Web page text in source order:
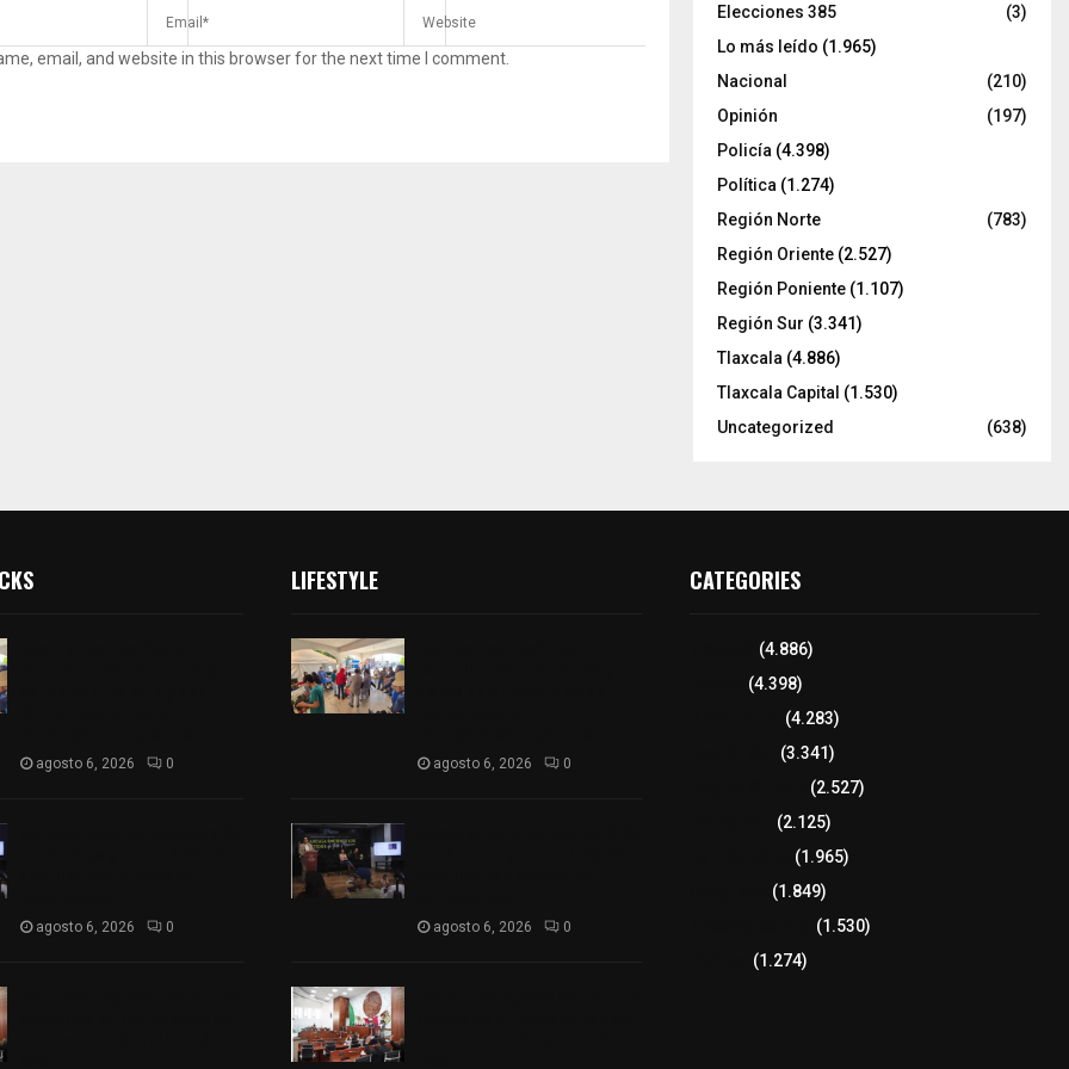
email, and website in this browser for the next time I comment.
Elecciones 385
(3)
Lo más leído (1.965)
Nacional
(210)
Opinión
(197)
Policía (4.398)
Política (1.274)
Región Norte
(783)
Región Oriente (2.527)
Región Poniente (1.107)
Región Sur (3.341)
Tlaxcala (4.886)
Tlaxcala Capital (1.530)
Uncategorized
(638)
agosto 6, 2026 0
agosto 6, 2026 0
LIFESTYLE
agosto 6, 2026 0
agosto 6, 2026 0
CATEGORIES
(4.886)
(4.398)
(4.283)
(3.341)
(2.527)
(2.125)
(1.965)
(1.849)
(1.530)
(1.274)